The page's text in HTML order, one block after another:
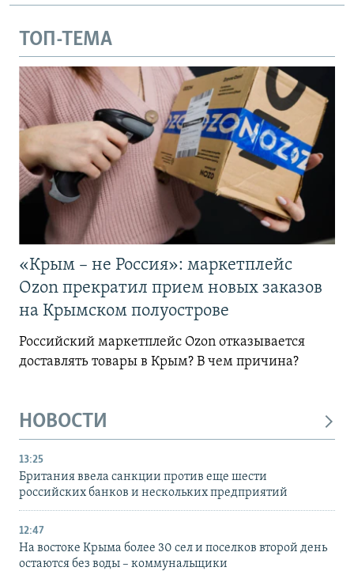
ТОП-ТЕМА
«Крым – не Россия»: маркетплейс
Ozon прекратил прием новых заказов
на Крымском полуострове
Российский маркетплейс Ozon отказывается
доставлять товары в Крым? В чем причина?
НОВОСТИ
13:25
Британия ввела санкции против еще шести
российских банков и нескольких предприятий
12:47
На востоке Крыма более 30 сел и поселков второй день
остаются без воды – коммунальщики